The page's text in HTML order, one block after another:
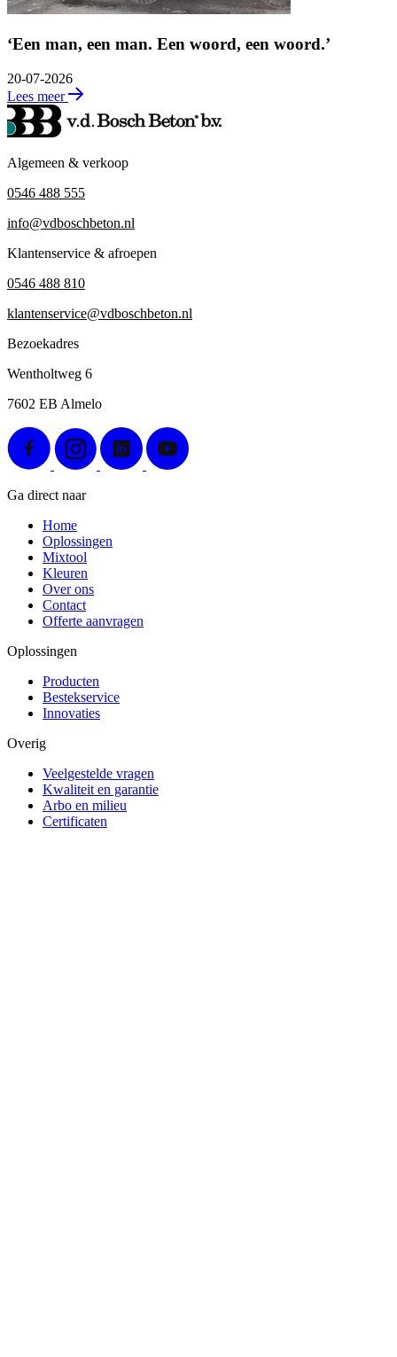
‘Een man, een man. Een woord, een woord.’
20-07-2026
Lees meer
Algemeen & verkoop
0546 488 555
info@vdboschbeton.nl
Klantenservice & afroepen
0546 488 810
klantenservice@vdboschbeton.nl
Bezoekadres
Wentholtweg 6
7602 EB Almelo
Ga direct naar
Home
Oplossingen
Mixtool
Kleuren
Over ons
Contact
Offerte aanvragen
Oplossingen
Producten
Bestekservice
Innovaties
Overig
Veelgestelde vragen
Kwaliteit en garantie
Arbo en milieu
Certificaten